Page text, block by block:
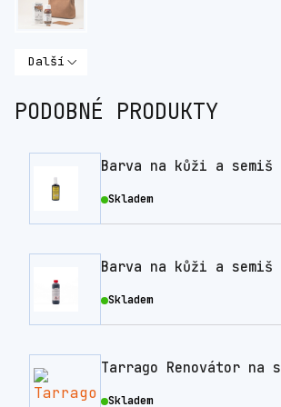
Další
PODOBNÉ PRODUKTY
Barva na kůži a semiš
Skladem
Barva na kůži a semiš
Skladem
Tarrago Renovátor na
Skladem